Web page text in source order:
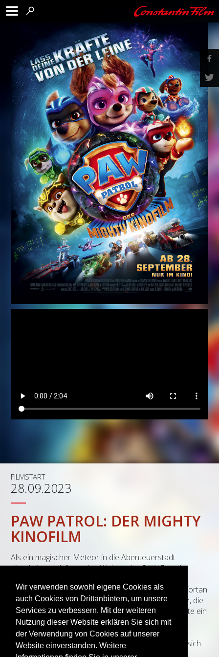
Wir verwenden sowohl eigene Cookies als
auch Cookies von Drittanbietern, um unsere
Services zu verbessern. Mit der weiteren
Nutzung dieser Website erklären Sie sich mit
der Verwendung von Cookies auf unserer
Website einverstanden. Weitere
FILMSTART
28.09.2023
PAW PATROL: DER MIGHTY
KINOFILM
Als ein magischer Meteor in die Abenteuerstadt
einschlägt, verleiht er den Welpen der PAW Patrol
mutigen Mighty Pups. Wen überrascht es, dass sie fortan
auf großer Heldenmission unterwegs sind? Für Skye, die
Kleinste im Superwelpen-Team, sind die neuen Kräfte ein
wahr gewordener Traum. Doch als Bürgermeister
Besserwisser, der Erzrivale der liebenswerten
Hundecrew, aus dem Gefängnis ausbricht, wendet sich
das Blatt: Er verbündet sich mit der verrückten